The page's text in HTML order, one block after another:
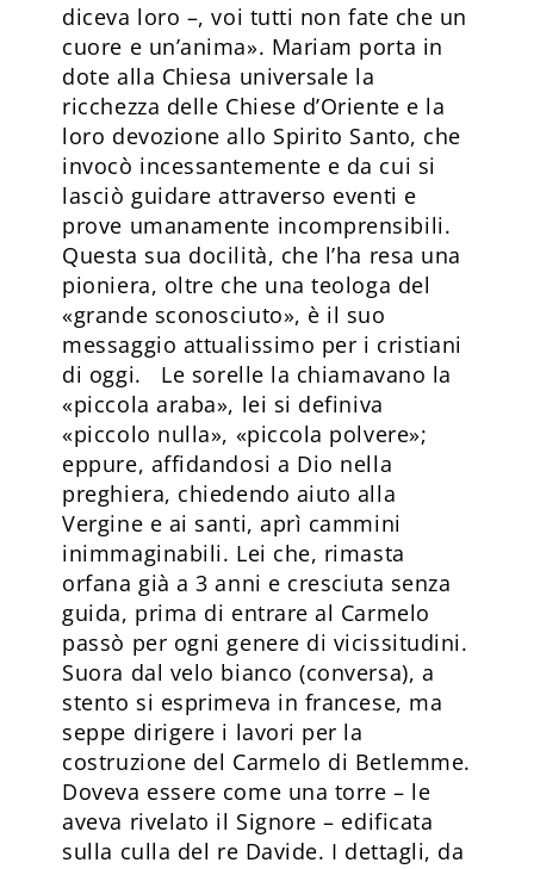
diceva loro –, voi tutti non fate che un
cuore e un’anima». Mariam porta in
dote alla Chiesa universale la
ricchezza delle Chiese d’Oriente e la
loro devozione allo Spirito Santo, che
invocò incessantemente e da cui si
lasciò guidare attraverso eventi e
prove umanamente incomprensibili.
Questa sua docilità, che l’ha resa una
pioniera, oltre che una teologa del
«grande sconosciuto», è il suo
messaggio attualissimo per i cristiani
di oggi. Le sorelle la chiamavano la
«piccola araba», lei si definiva
«piccolo nulla», «piccola polvere»;
eppure, affidandosi a Dio nella
preghiera, chiedendo aiuto alla
Vergine e ai santi, aprì cammini
inimmaginabili. Lei che, rimasta
orfana già a 3 anni e cresciuta senza
guida, prima di entrare al Carmelo
passò per ogni genere di vicissitudini.
Suora dal velo bianco (conversa), a
stento si esprimeva in francese, ma
seppe dirigere i lavori per la
costruzione del Carmelo di Betlemme.
Doveva essere come una torre – le
aveva rivelato il Signore – edificata
sulla culla del re Davide. I dettagli, da